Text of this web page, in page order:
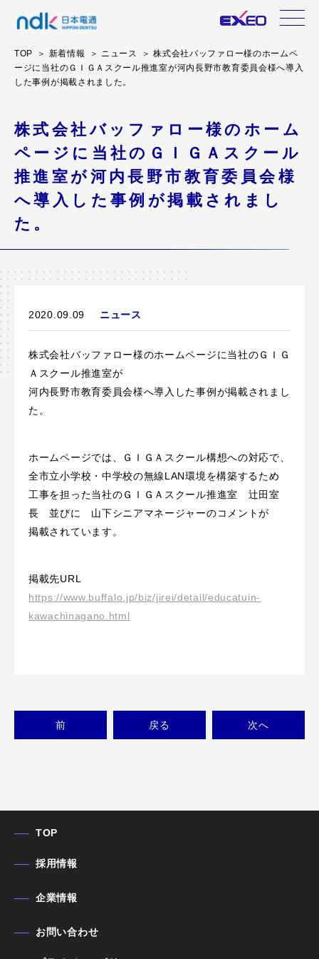
TOP 新着情報 ニュース
株式会社バッファロー様のホームペ
ージに当社のＧＩＧＡスクール推進室が河内長野市教育委員会様へ導入
した事例が掲載されました。
株式会社バッファロー様のホーム
ページに当社のＧＩＧＡスクール
推進室が河内長野市教育委員会様
へ導入した事例が掲載されまし
た。
2020.09.09 ニュース
株式会社バッファロー様のホームページに当社のＧＩＧ
Ａスクール推進室が
河内長野市教育委員会様へ導入した事例が掲載されまし
た。
ホームページでは、ＧＩＧＡスクール構想への対応で、
全市立小学校・中学校の無線LAN環境を構築するため
工事を担った当社のＧＩＧＡスクール推進室 辻田室
長 並びに 山下シニアマネージャーのコメントが
掲載されています。
掲載先URL
https://www.buffalo.jp/biz/jirei/detail/educatuin-
kawachinagano.html
前 戻る 次へ
TOP
採用情報
企業情報
お問い合わせ